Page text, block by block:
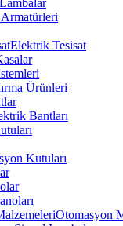
Elektrik Tesisat
Ürünleri
Bantları
Kutuları
Otomasyon